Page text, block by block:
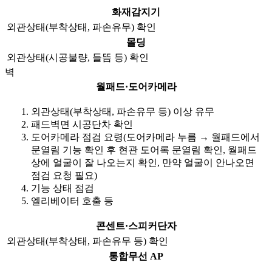
화재감지기
외관상태(부착상태, 파손유무) 확인
몰딩
외관상태(시공불량, 들뜸 등) 확인
벽
월패드·도어카메라
외관상태(부착상태, 파손유무 등) 이상 유무
패드벽면 시공단차 확인
도어카메라 점검 요령(도어카메라 누름 → 월패드에서
문열림 기능 확인 후 현관 도어록 문열림 확인, 월패드
상에 얼굴이 잘 나오는지 확인, 만약 얼굴이 안나오면
점검 요청 필요)
기능 상태 점검
엘리베이터 호출 등
콘센트·스피커단자
외관상태(부착상태, 파손유무 등) 확인
통합무선 AP